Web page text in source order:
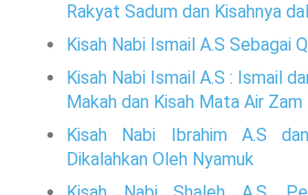
Rakyat Sadum dan Kisahnya
Kisah Nabi Ismail A.S Sebagai
Kisah Nabi Ismail A.S : Ismail
Makah dan Kisah Mata Air Zam
Kisah Nabi Ibrahim A.S
Dikalahkan Oleh Nyamuk